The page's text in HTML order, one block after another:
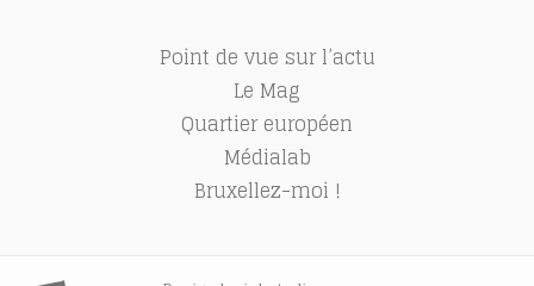
Point de vue sur l’actu
Le Mag
Quartier européen
Médialab
Bruxellez-moi !